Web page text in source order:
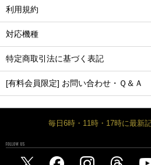
利用規約
対応機種
特定商取引法に基づく表記
[有料会員限定] お問い合わせ・Ｑ＆Ａ
毎日6時・11時・17時に最新
FOLLOW US